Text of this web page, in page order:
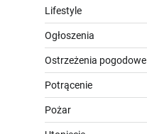
Lifestyle
Ogłoszenia
Ostrzeżenia pogodowe
Potrącenie
Pożar